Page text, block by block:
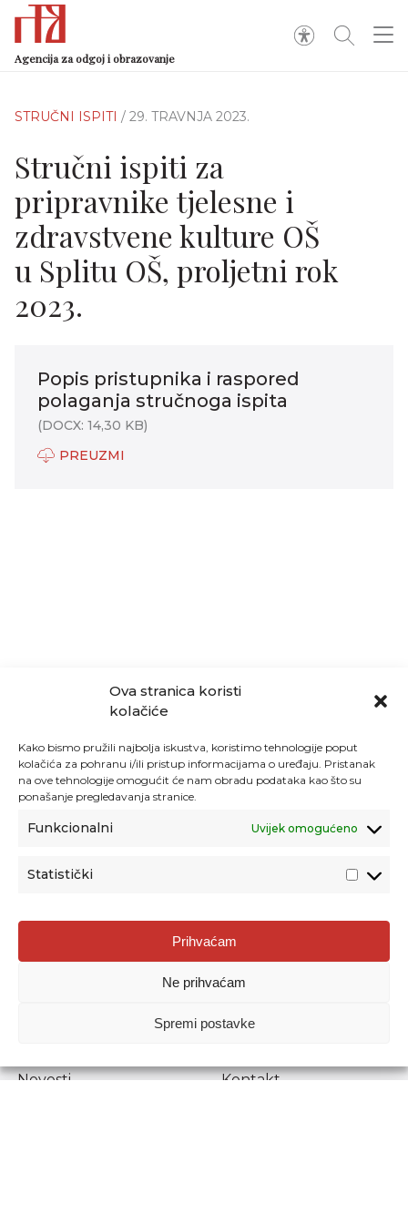
Ova stranica koristi
kolačiće
Kako bismo pružili najbolja iskustva, koristimo tehnologije poput
kolačića za pohranu i/ili pristup informacijama o uređaju. Pristanak
na ove tehnologije omogućit će nam obradu podataka kao što su
ponašanje pregledavanja stranice.
Funkcionalni Uvijek omogućeno
Statistički
Prihvaćam
Ne prihvaćam
Spremi postavke
Agencija za odgoj i obrazovanje
STRUČNI ISPITI / 29. TRAVNJA 2023.
Stručni ispiti za
pripravnike tjelesne i
zdravstvene kulture OŠ
u Splitu OŠ, proljetni rok
2023.
Popis pristupnika i raspored
polaganja stručnoga ispita
(DOCX: 14,30 KB)
PREUZMI
Agencija za odgoj i obrazovanje
Donje Svetice 38, 10000 Zagreb
1778129
Prenošenje sadržaja dopušteno je uz navođenje izvora.
Novosti
Kontakt